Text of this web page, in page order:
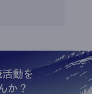
動を
か？